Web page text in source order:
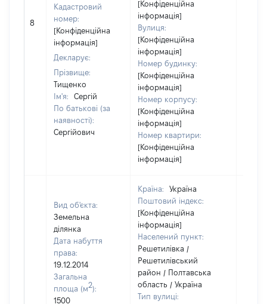
8
Кадастровий
номер:
[Конфіденційна
інформація]
Декларує:
Прізвище:
Тищенко
Ім'я:
Сергій
По батькові (за
наявності):
Сергійович
[Конфіденційна
інформація]
Вулиця:
[Конфіденційна
інформація]
Номер будинку:
[Конфіденційна
інформація]
Номер корпусу:
[Конфіденційна
інформація]
Номер квартири:
[Конфіденційна
інформація]
Вид об'єкта:
Земельна
ділянка
Дата набуття
права:
19.12.2014
Загальна
площа (м2):
1500
Країна:
Україна
Поштовий індекс:
[Конфіденційна
інформація]
Населений пункт:
Решетилівка /
Решетилівський
район / Полтавська
область / Україна
Тип вулиці: